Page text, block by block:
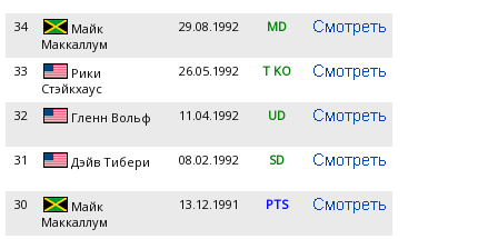
34
Майк
Маккаллум
29.08.1992 MD
33
Рики
Стэйкхаус
26.05.1992 T KO
32 Гленн Вольф 11.04.1992 UD
31 Дэйв Тибери 08.02.1992 SD
30
Майк
Маккаллум
13.12.1991 PTS